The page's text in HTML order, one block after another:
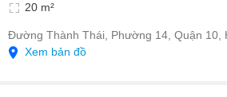
20 m²
Đường Thành Thái, Phường 14, Quận 10,
Xem bản đồ